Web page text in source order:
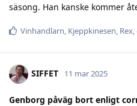
säsong. Han kanske kommer
Vinhandlarn, Kjeppkinesen, Rex,
SIFFET 11 mar 2025
Genborg påväg bort enligt